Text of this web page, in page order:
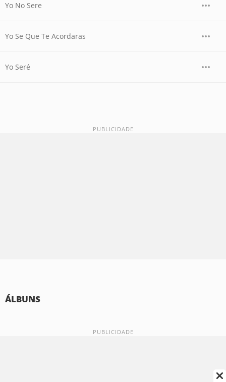
Yo No Sere
Yo Se Que Te Acordaras
Yo Seré
ÁLBUNS